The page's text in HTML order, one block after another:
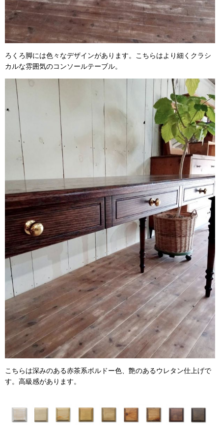
ろくろ脚には色々なデザインがあります。こちらはより細くクラシ
カルな雰囲気のコンソールテーブル。
こちらは深みのある赤茶系ボルドー色、艶のあるウレタン仕上げで
す。高級感があります。